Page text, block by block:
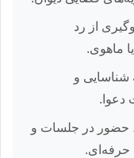
از رد
ماهوی.
و
دعوا.
حضور در جلسات و
حرفه‌ای.